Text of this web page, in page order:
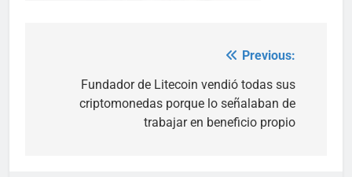
navigation
Previous:
Fundador de Litecoin vendió todas sus
criptomonedas porque lo señalaban de
trabajar en beneficio propio